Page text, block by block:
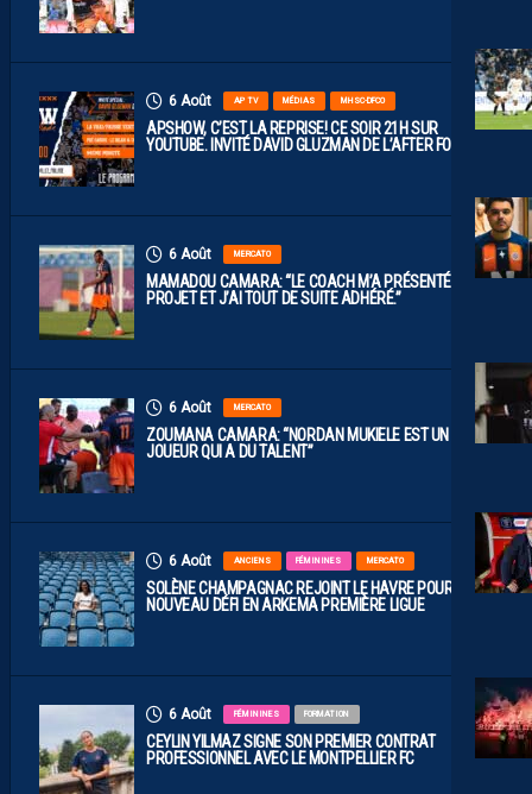
6 Août AP TV MÉDIAS MHSC-DFCO
APSHOW, C’EST LA REPRISE! CE SOIR 21H SUR
YOUTUBE. INVITÉ DAVID GLUZMAN DE L’AFTER FOOT.
6 Août MERCATO
MAMADOU CAMARA: “LE COACH M’A PRÉSENTÉ LE
PROJET ET J’AI TOUT DE SUITE ADHÉRÉ.”
6 Août MERCATO
ZOUMANA CAMARA: “NORDAN MUKIELE EST UN
JOUEUR QUI A DU TALENT”
6 Août ANCIENS FÉMININES MERCATO
SOLÈNE CHAMPAGNAC REJOINT LE HAVRE POUR UN
NOUVEAU DÉFI EN ARKEMA PREMIÈRE LIGUE
6 Août FÉMININES FORMATION
CEYLIN YILMAZ SIGNE SON PREMIER CONTRAT
PROFESSIONNEL AVEC LE MONTPELLIER FC